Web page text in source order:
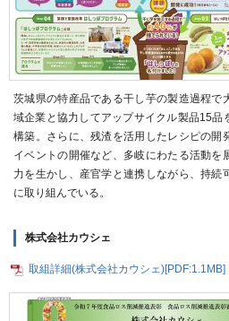
茨城県の特産品である干し芋の製造過程で
域企業と協力してアップサイクル製品15品
構築。さらに、残渣を活用したレシピの開
イベントの開催など、多岐にわたる活動を
力を生かし、産官学と連携しながら、持続
に取り組んでいる。
株式会社カウシェ
取組詳細(株式会社カウシェ)[PDF:1.1MB]